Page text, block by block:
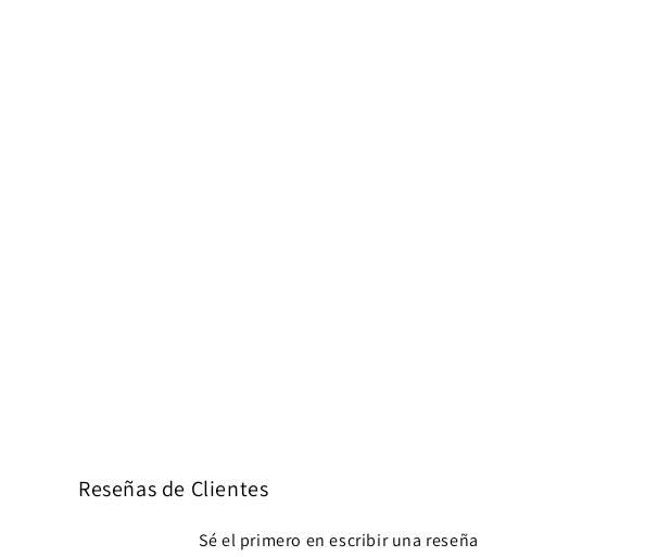
Reseñas de Clientes
Sé el primero en escribir una reseña